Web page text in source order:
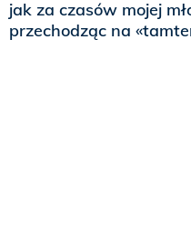
jak za czasów mojej
przechodząc na